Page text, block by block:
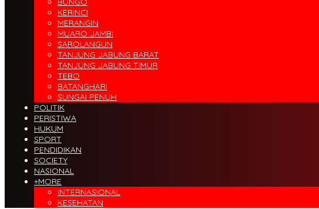
KERINCI
MERANGIN
MUARO JAMBI
SAROLANGUN
TANJUNG JABUNG BARAT
TANJUNG JABUNG TIMUR
TEBO
BATANGHARI
SUNGAI PENUH
POLITIK
PERISTIWA
HUKUM
SPORT
PENDIDIKAN
SOCIETY
NASIONAL
+MORE
INTERNASIONAL
KESEHATAN